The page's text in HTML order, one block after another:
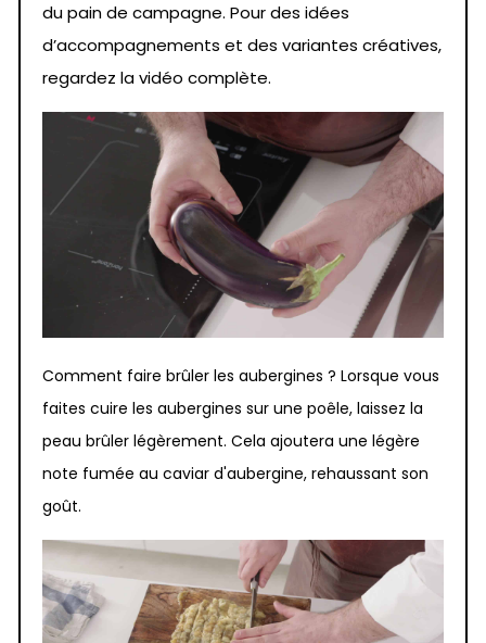
du pain de campagne. Pour des idées
d’accompagnements et des variantes créatives,
regardez la vidéo complète.
Comment faire brûler les aubergines ? Lorsque vous
faites cuire les aubergines sur une poêle, laissez la
peau brûler légèrement. Cela ajoutera une légère
note fumée au caviar d'aubergine, rehaussant son
goût.